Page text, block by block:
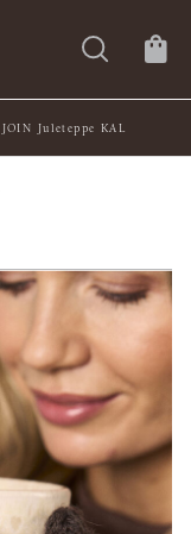
JOIN Juleteppe KAL